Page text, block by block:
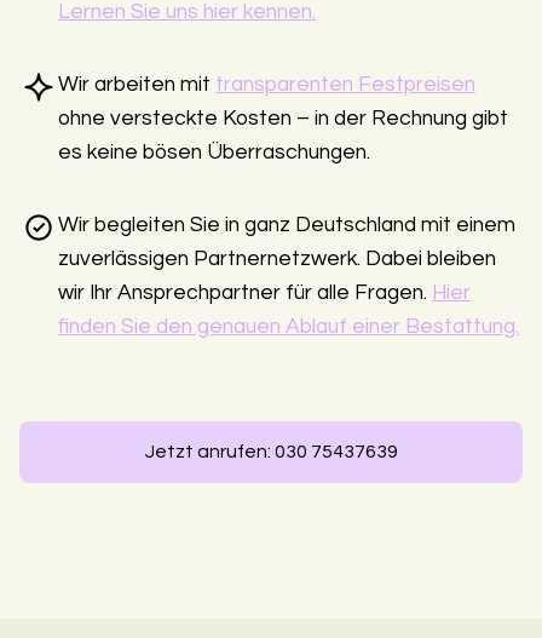
Lernen Sie uns hier kennen.
Wir arbeiten mit transparenten Festpreisen
ohne versteckte Kosten – in der Rechnung gibt
es keine bösen Überraschungen.
Wir begleiten Sie in ganz Deutschland mit einem
zuverlässigen Partnernetzwerk. Dabei bleiben
wir Ihr Ansprechpartner für alle Fragen. Hier
finden Sie den genauen Ablauf einer Bestattung.
Jetzt anrufen: 030 75437639